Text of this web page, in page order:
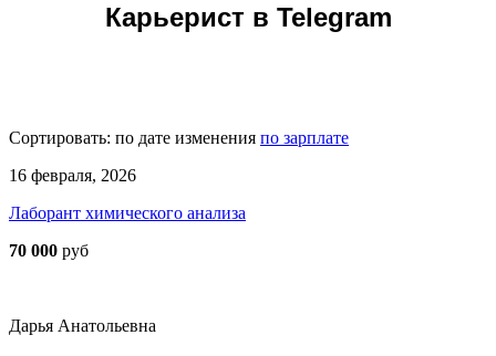
Карьерист в Telegram
Сортировать: по дате изменения по зарплате
16 февраля, 2026
Лаборант химического анализа
70 000 руб
Дарья Анатольевна